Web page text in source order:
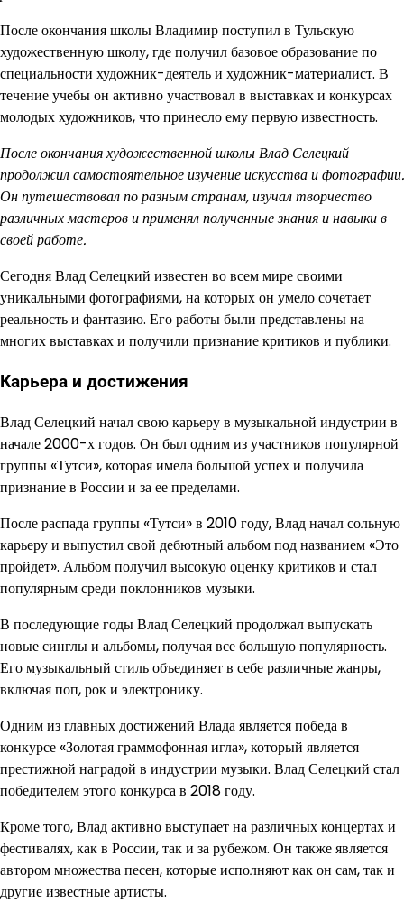
После окончания школы Владимир поступил в Тульскую
художественную школу, где получил базовое образование по
специальности художник-деятель и художник-материалист. В
течение учебы он активно участвовал в выставках и конкурсах
молодых художников, что принесло ему первую известность.
После окончания художественной школы Влад Селецкий
продолжил самостоятельное изучение искусства и фотографии.
Он путешествовал по разным странам, изучал творчество
различных мастеров и применял полученные знания и навыки в
своей работе.
Сегодня Влад Селецкий известен во всем мире своими
уникальными фотографиями, на которых он умело сочетает
реальность и фантазию. Его работы были представлены на
многих выставках и получили признание критиков и публики.
Карьера и достижения
Влад Селецкий начал свою карьеру в музыкальной индустрии в
начале 2000-х годов. Он был одним из участников популярной
группы «Тутси», которая имела большой успех и получила
признание в России и за ее пределами.
После распада группы «Тутси» в 2010 году, Влад начал сольную
карьеру и выпустил свой дебютный альбом под названием «Это
пройдет». Альбом получил высокую оценку критиков и стал
популярным среди поклонников музыки.
В последующие годы Влад Селецкий продолжал выпускать
новые синглы и альбомы, получая все большую популярность.
Его музыкальный стиль объединяет в себе различные жанры,
включая поп, рок и электронику.
Одним из главных достижений Влада является победа в
конкурсе «Золотая граммофонная игла», который является
престижной наградой в индустрии музыки. Влад Селецкий стал
победителем этого конкурса в 2018 году.
Кроме того, Влад активно выступает на различных концертах и
фестивалях, как в России, так и за рубежом. Он также является
автором множества песен, которые исполняют как он сам, так и
другие известные артисты.